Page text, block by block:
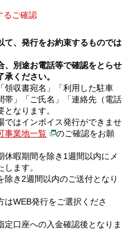
るご確認
て、発行をお約束するものでは
、別途お電話等で確認をとらせ
ください。
領収書宛名」「利用した駐車
帯」「ご氏名」「連絡先（電話
なります。
ではインボイス発行ができませ
事業地一覧
のご確認をお願
休暇期間を除き1週間以内にメ
ます。
除き2週間以内のご送付となり
WEB発行をご選択くださ
定口座への入金確認後となりま